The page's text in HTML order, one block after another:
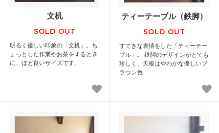
文机
SOLD OUT
明るく優しい印象の「文机」。ち
ょっとした作業やお茶をするとき
に、ほど良いサイズです。
ティーテーブル（鉄脚）
SOLD OUT
すてきな表情をした「ティーテー
ブル」。 鉄脚のデザインがとても
珍しく、天板はやわかな優しいブ
ラウン色